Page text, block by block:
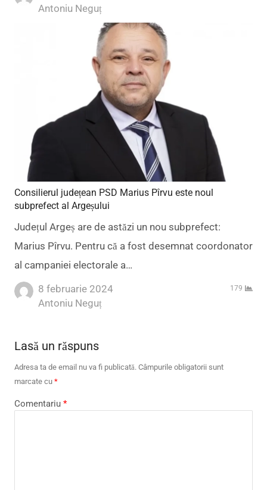
Author
Antoniu Neguț
Consilierul județean PSD Marius Pîrvu este noul
subprefect al Argeșului
Județul Argeș are de astăzi un nou subprefect:
Marius Pîrvu. Pentru că a fost desemnat coordonator
al campaniei electorale a…
8 februarie 2024
Author
Antoniu Neguț
179
Lasă un răspuns
Adresa ta de email nu va fi publicată. Câmpurile obligatorii sunt
marcate cu *
Comentariu *